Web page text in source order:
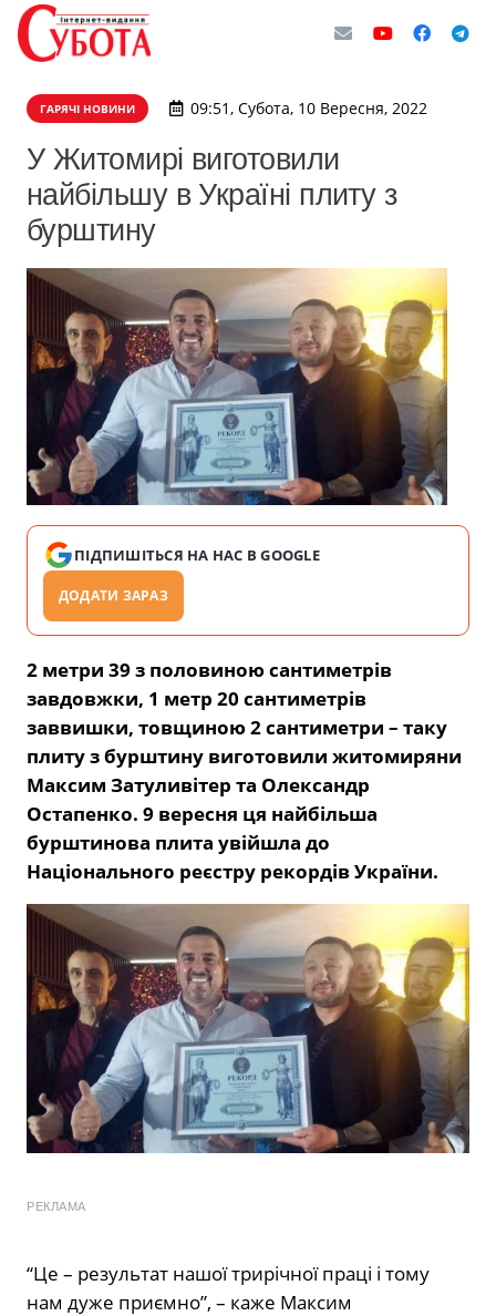
ГАРЯЧІ НОВИНИ 09:51, Субота, 10 Вересня, 2022
У Житомирі виготовили
найбільшу в Україні плиту з
бурштину
ПІДПИШІТЬСЯ НА НАС В GOOGLE
ДОДАТИ ЗАРАЗ
2 метри 39 з половиною сантиметрів
завдовжки, 1 метр 20 сантиметрів
заввишки, товщиною 2 сантиметри – таку
плиту з бурштину виготовили житомиряни
Максим Затуливітер та Олександр
Остапенко. 9 вересня ця найбільша
бурштинова плита увійшла до
Національного реєстру рекордів України.
РЕКЛАМА
“Це – результат нашої трирічної праці і тому
нам дуже приємно”, – каже Максим